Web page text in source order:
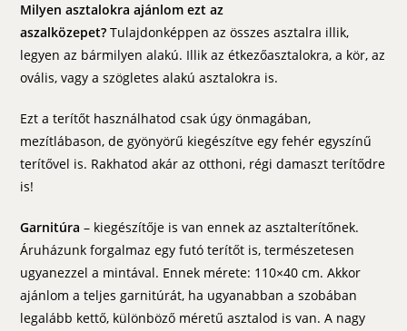
Milyen asztalokra ajánlom ezt az
aszalközepet? Tulajdonképpen az összes asztalra illik,
legyen az bármilyen alakú. Illik az étkezőasztalokra, a kör, az
ovális, vagy a szögletes alakú asztalokra is.
Ezt a terítőt használhatod csak úgy önmagában,
mezítlábason, de gyönyörű kiegészítve egy fehér egyszínű
terítővel is. Rakhatod akár az otthoni, régi damaszt terítődre
is!
Garnitúra – kiegészítője is van ennek az asztalterítőnek.
Áruházunk forgalmaz egy futó terítőt is, természetesen
ugyanezzel a mintával. Ennek mérete: 110×40 cm. Akkor
ajánlom a teljes garnitúrát, ha ugyanabban a szobában
legalább kettő, különböző méretű asztalod is van. A nagy